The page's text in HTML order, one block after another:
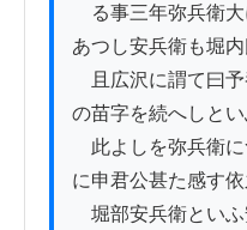
る事三年弥兵衛大
あつし安兵衛も堀内
且広沢に謂て曰予
の苗字を続へしとい
此よしを弥兵衛に
に申君公甚た感す依
堀部安兵衛といふ